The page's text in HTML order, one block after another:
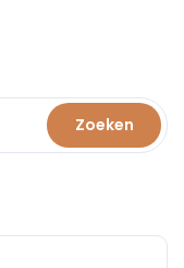
Zoeken